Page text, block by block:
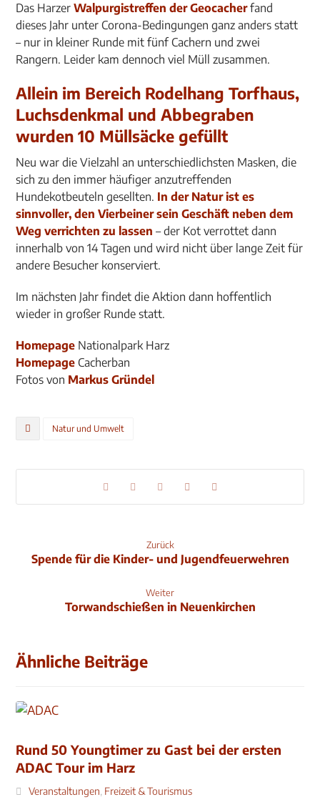
Das HarzerWalpurgistreffen der Geocacherfand
dieses Jahr unter Corona-Bedingungen ganz anders statt
– nur in kleiner Runde mit fünf Cachern und zwei
Rangern. Leider kam dennoch viel Müll zusammen.
Allein im Bereich Rodelhang Torfhaus,
Luchsdenkmal und Abbegraben
wurden 10 Müllsäcke gefüllt
Neu war die Vielzahl an unterschiedlichsten Masken, die
sich zu den immer häufiger anzutreffenden
Hundekotbeuteln gesellten. In der Natur ist es
sinnvoller, den Vierbeiner sein Geschäft neben dem
Weg verrichten zu lassen – der Kot verrottet dann
innerhalb von 14 Tagen und wird nicht über lange Zeit für
andere Besucher konserviert.
Im nächsten Jahr findet die Aktion dann hoffentlich
wieder in großer Runde statt.
Homepage Nationalpark Harz
Homepage Cacherban
Fotos von Markus Gründel
Natur und Umwelt
Zurück
Spende für die Kinder- und Jugendfeuerwehren
Weiter
Torwandschießen in Neuenkirchen
Ähnliche Beiträge
Rund 50 Youngtimer zu Gast bei der ersten
ADAC Tour im Harz
Veranstaltungen, Freizeit & Tourismus